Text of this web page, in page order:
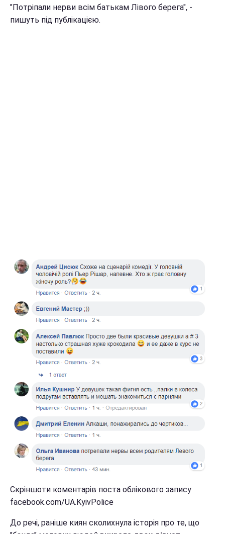
"Потріпали нерви всім батькам Лівого берега", -
пишуть під публікацією.
Скріншоти коментарів поста облікового запису
facebook.com/UA.KyivPolice
До речі, раніше киян сколихнула історія про те, що